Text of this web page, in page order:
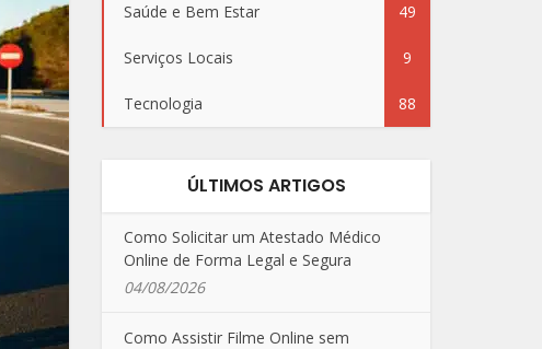
Saúde e Bem Estar 49
Serviços Locais 9
Tecnologia 88
ÚLTIMOS ARTIGOS
Como Solicitar um Atestado Médico
Online de Forma Legal e Segura
04/08/2026
Como Assistir Filme Online sem